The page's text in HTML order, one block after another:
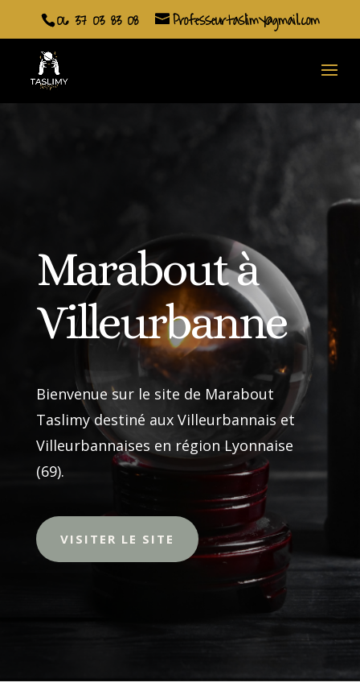
06 37 03 83 08 Professeurtaslimy@gmail.com
Marabout à
Villeurbanne
Bienvenue sur le site de Marabout
Taslimy destiné aux Villeurbannais et
Villeurbannaises en région Lyonnaise
(69).
VISITER LE SITE